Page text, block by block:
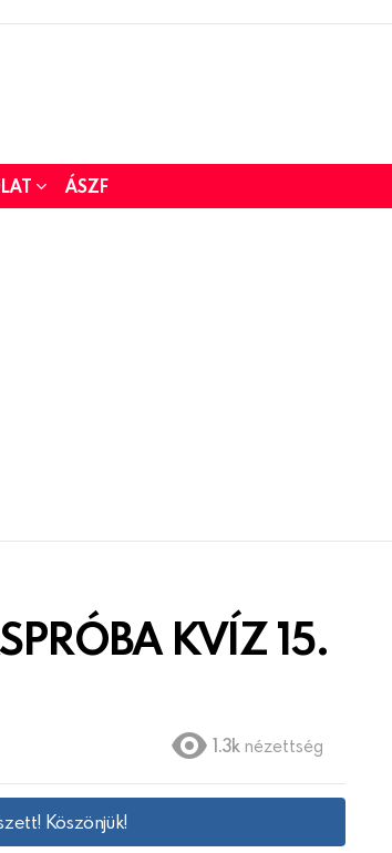
ÁSZF
KVÍZ 15.
1.3k nézettség
Köszönjük!